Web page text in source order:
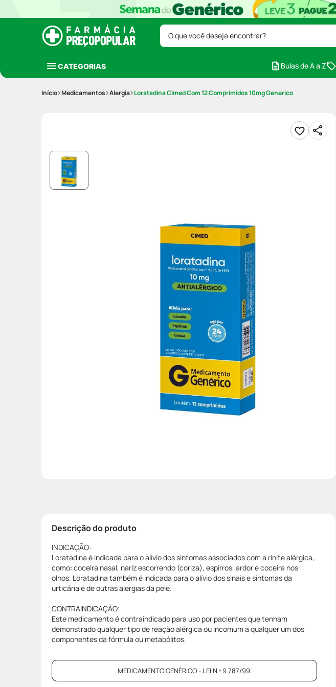
O que você deseja encontrar?
CATEGORIAS Bulas de A a Z
Medicamentos Alergia Loratadina Cimed Com 12 Comprimidos 10mg Generico
Descrição do produto
INDICAÇÃO:
Loratadina é indicada para o alívio dos sintomas associados com a rinite alérgica,
como: coceira nasal, nariz escorrendo (coriza), espirros, ardor e coceira nos
olhos. Loratadina também é indicada para o alívio dos sinais e sintomas da
urticária e de outras alergias da pele.
CONTRAINDICAÇÃO:
Este medicamento é contraindicado para uso por pacientes que tenham
demonstrado qualquer tipo de reação alérgica ou incomum a qualquer um dos
componentes da fórmula ou metabólitos.
MEDICAMENTO GENÉRICO - LEI N.º 9.787/99.